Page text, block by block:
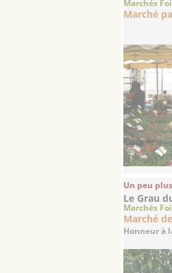
Marchés
Marché
Un peu
Le Grau
Marchés
Marché
Honneur à